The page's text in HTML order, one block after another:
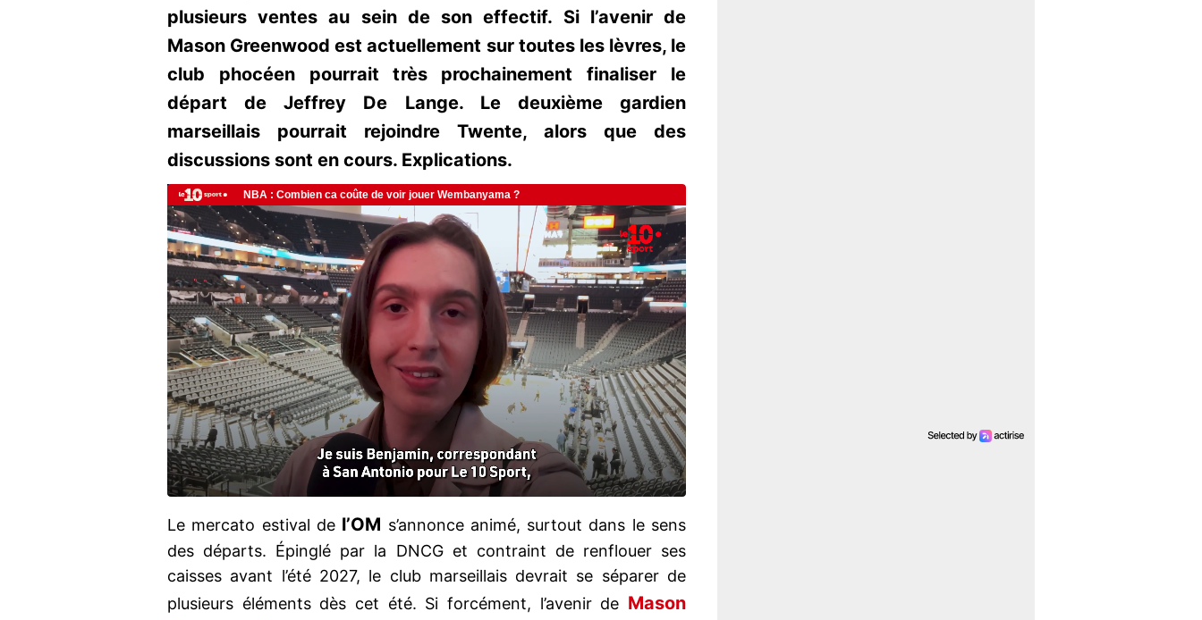
plusieurs ventes au sein de son effectif. Si l’avenir de
Mason Greenwood est actuellement sur toutes les lèvres, le
club phocéen pourrait très prochainement finaliser le
départ de Jeffrey De Lange. Le deuxième gardien
marseillais pourrait rejoindre Twente, alors que des
discussions sont en cours. Explications.
Le mercato estival de l’OM s’annonce animé, surtout dans le sens
des départs. Épinglé par la DNCG et contraint de renflouer ses
caisses avant l’été 2027, le club marseillais devrait se séparer de
plusieurs éléments dès cet été. Si forcément, l’avenir de Mason